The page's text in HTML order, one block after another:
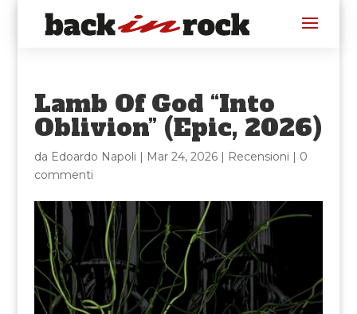
Lamb Of God “Into
Oblivion” (Epic, 2026)
da Edoardo Napoli | Mar 24, 2026| Recensioni | 0
commenti